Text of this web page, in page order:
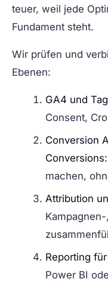
teuer, weil jede
Fundament steht.
Wir prüfen und
Ebenen:
GA4 und
Consent,
Conversion
Conversions:
machen,
Attribution
Reporting
Power BI